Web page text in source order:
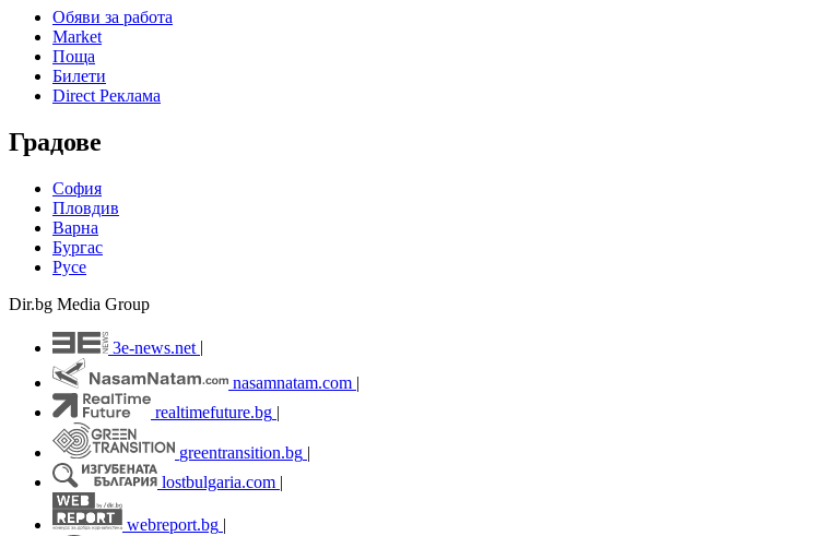
Обяви за работа
Market
Поща
Билети
Direct Реклама
Градове
София
Пловдив
Варна
Бургас
Русе
Dir.bg Media Group
3e-news.net
nasamnatam.com |
realtimefuture.bg |
greentransition.bg |
lostbulgaria.com |
webreport.bg |